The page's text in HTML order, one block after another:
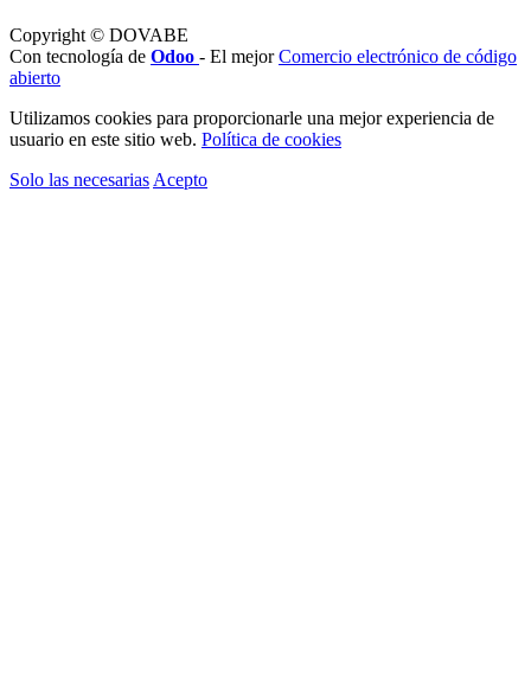
Copyright © DOVABE
Con tecnología de Odoo - El mejorComercio electrónico de código
abierto
Utilizamos cookies para proporcionarle una mejor experiencia de
usuario en este sitio web. Política de cookies
Solo las necesarias Acepto